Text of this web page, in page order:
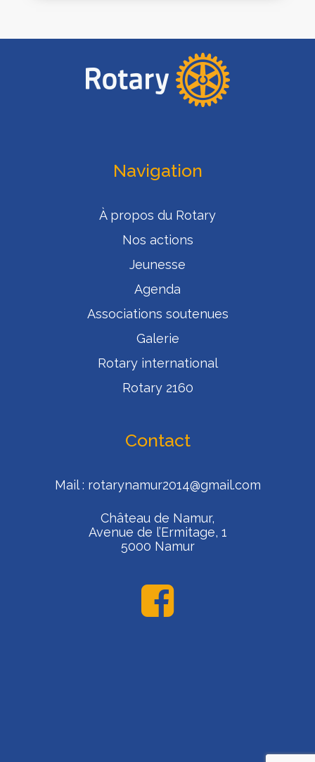
Navigation
À propos du Rotary
Nos actions
Jeunesse
Agenda
Associations soutenues
Galerie
Rotary international
Rotary 2160
Contact
Mail : rotarynamur2014@gmail.com
Château de Namur,
Avenue de l’Ermitage, 1
5000 Namur